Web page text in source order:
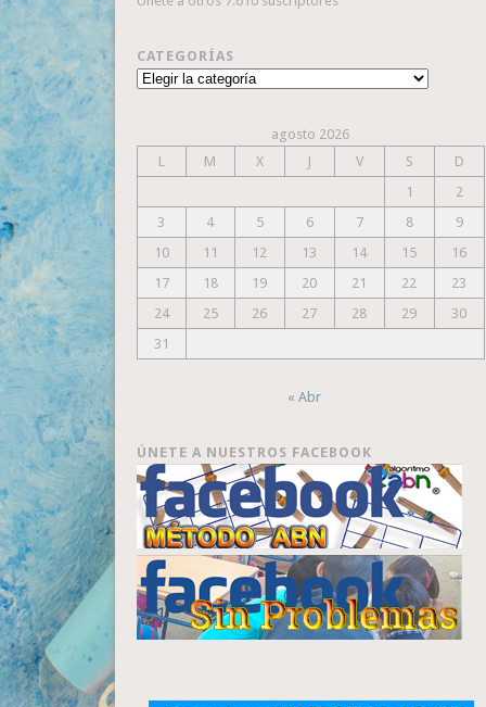
CATEGORÍAS
Categorías
agosto 2026
L
M X J V S
D
1
2
3
4 5 6 7 8
9
10
11 12 13 14 15
16
17
18 19 20 21 22
23
24
25 26 27 28 29
30
31
« Abr
ÚNETE A NUESTROS FACEBOOK